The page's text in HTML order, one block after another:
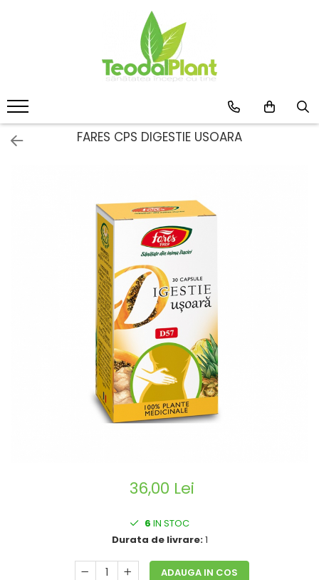
SUPLIMENTE ARTICULATII
SUPLIMENTE TONICE
CREME ANTIINFLAMATOARE-
CIRCULAȚIE
SUPLIMENTE DIVERSE
SUPLIMENTE HORMONALE
SUPLIMENTE CARDIO VASCULARE
HEPATOPROTECTOARE-BILA
SUPLIMENTE MEMORIE SI
SUPLIMENTE POTENȚĂ
SUPLIMENTE PROSTATĂ
SUPLIMENTE SLĂBIRE
SUPLIMENTE VITAMINE ȘI
SUPLIMENTE COLESTEROL
SUPLIMENTE RĂCEALĂ- APARAT
ANTITUMORAL
FARES CPS DIGESTIE USOARA
36,00 Lei
6 IN STOC
Durata de livrare:1
ADAUGA IN COS